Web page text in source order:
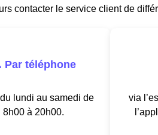
contacter le service client de
Par téléphone
lundi au samedi de
8h00 à 20h00.
via